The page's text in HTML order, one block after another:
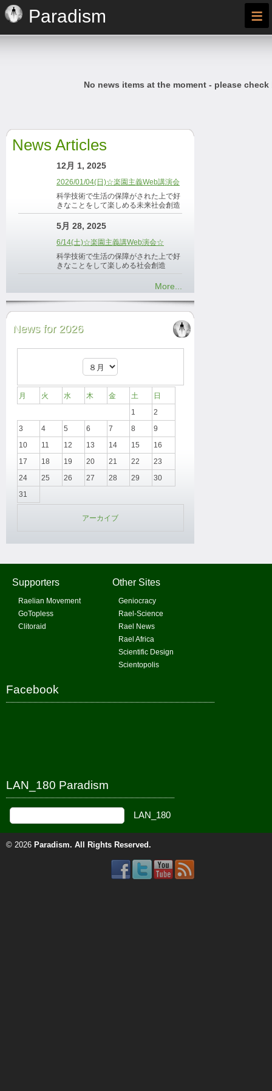
Paradism ≡
No news items at the moment - please
News Articles
12月 1, 2025
2026/01/04(日)☆楽園主義Web講演会
科学技術で生活の保障がされた上で好
きなことをして楽しめる未来社会創造
5月 28, 2025
6/14(土)☆楽園主義講Web演会☆
科学技術で生活の保障がされた上で好
きなことをして楽しめる社会創造
More...
News for 2026
月 火 水 木 金 土
日
1
2
3
4 5 6 7 8
9
10
11 12 13 14 15
16
17
18 19 20 21 22
23
24
25 26 27 28 29
30
31
アーカイブ
Supporters
Raelian Movement
GoTopless
Clitoraid
Other Sites
Geniocracy
Rael-Science
Rael News
Rael Africa
Scientific Design
Scientopolis
Facebook
LAN_180 Paradism
© 2026 Paradism. All Rights Reserved.